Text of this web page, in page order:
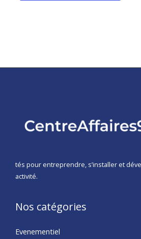
tés pour entreprendre, s’installer et
activité.
Nos catégories
Evenementiel